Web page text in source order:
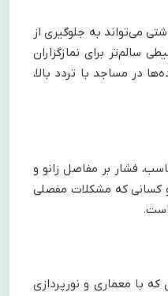
می‌تواند به جلوگیری از
برای نمازگزاران
در مساجد با تردد بالا،
فشار بر مفاصل زانو و
و کسانی که مشکلات مفصلی
است.
با معماری و نورپردازی